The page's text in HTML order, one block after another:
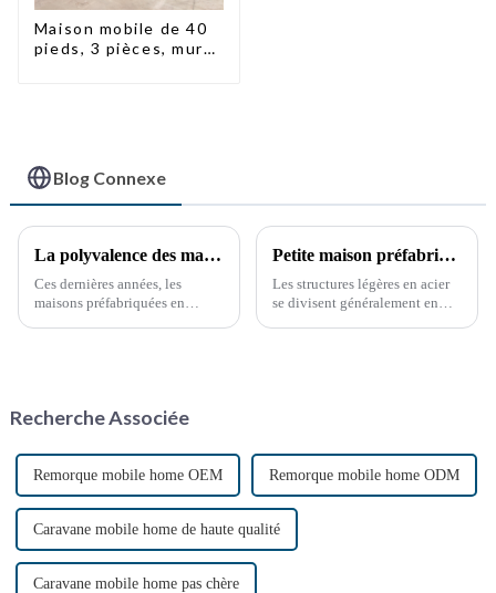
Maison mobile de 40
pieds, 3 pièces, murs
Blog Connexe
La polyvalence des maisons conteneurs préfabriquées
Ces dernières années, les
maisons préfabriquées en
réutilisés, ces maisons offrent
Petite maison préfabriquée pour entrepôt de stockage
Les structures légères en acier
se divisent généralement en
Recherche Associée
Remorque mobile home OEM Remorque mobile home ODM
Caravane mobile home de haute qualité
Caravane mobile home pas chère